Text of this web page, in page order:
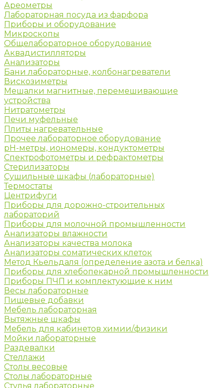
Ареометры
Лабораторная посуда из фарфора
Приборы и оборудование
Микроскопы
Общелабораторное оборудование
Аквадистилляторы
Анализаторы
Бани лабораторные, колбонагреватели
Вискозиметры
Мешалки магнитные, перемешивающие
устройства
Нитратометры
Печи муфельные
Плиты нагревательные
Прочее лабораторное оборудование
рН-метры, иономеры, кондуктометры
Спектрофотометры и рефрактометры
Стерилизаторы
Сушильные шкафы (лабораторные)
Термостаты
Центрифуги
Приборы для дорожно-строительных
лабораторий
Приборы для молочной промышленности
Анализаторы влажности
Анализаторы качества молока
Анализаторы соматических клеток
Метод Кьельдаля (определение азота и белка)
Приборы для хлебопекарной промышленности
Приборы ПЧП и комплектующие к ним
Весы лабораторные
Пищевые добавки
Мебель лабораторная
Вытяжные шкафы
Мебель для кабинетов химии/физики
Мойки лабораторные
Раздевалки
Стеллажи
Столы весовые
Столы лабораторные
Стулья лабораторные